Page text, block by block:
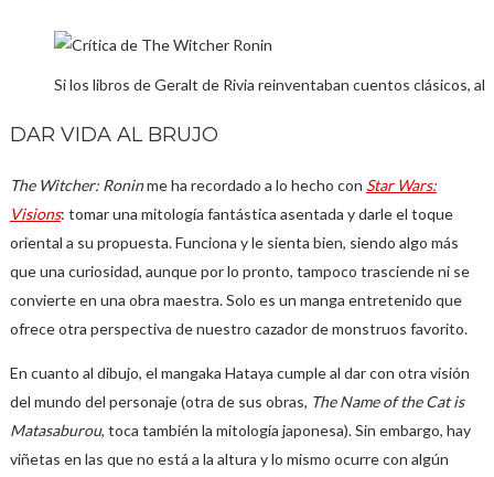
Si los libros de Geralt de Rivia reinventaban cuentos clásicos,
DAR VIDA AL BRUJO
The Witcher: Roninme ha recordado a lo hecho con Star Wars:
Visions: tomar una mitología fantástica asentada y darle el toque
oriental a su propuesta. Funciona y le sienta bien, siendo algo más
que una curiosidad, aunque por lo pronto, tampoco trasciende ni se
convierte en una obra maestra. Solo es un manga entretenido que
ofrece otra perspectiva de nuestro cazador de monstruos favorito.
En cuanto al dibujo, el mangaka Hataya cumple al dar con otra visión
del mundo del personaje (otra de sus obras, The Name of the Cat is
Matasaburou, toca también la mitología japonesa). Sin embargo, hay
viñetas en las que no está a la altura y lo mismo ocurre con algún